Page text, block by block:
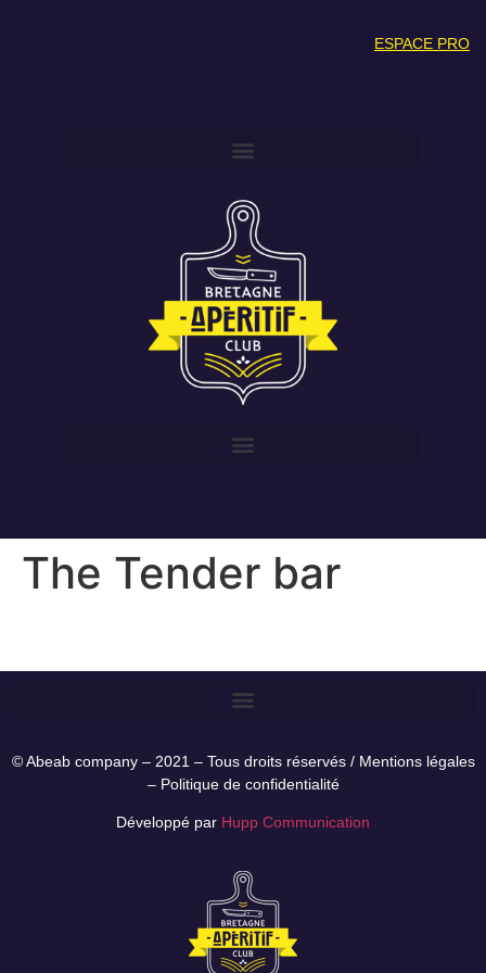
ESPACE PRO
The Tender bar
© Abeab company – 2021 – Tous droits réservés / Mentions légales
– Politique de confidentialité
Développé par Hupp Communication